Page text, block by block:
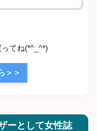
てね(*^_^*)
＞＞
ーとして女性誌